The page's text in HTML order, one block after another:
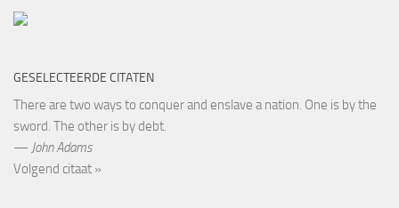
GESELECTEERDE CITATEN
There are two ways to conquer and enslave a nation. One is by the
sword. The other is by debt.
— John Adams
Volgend citaat »